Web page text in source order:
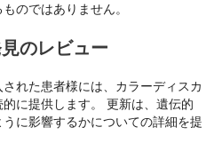
のではありません。
のレビュー
れた患者様には、カラーディスカ
に提供します。 更新は、遺伝的
に影響するかについての詳細を提